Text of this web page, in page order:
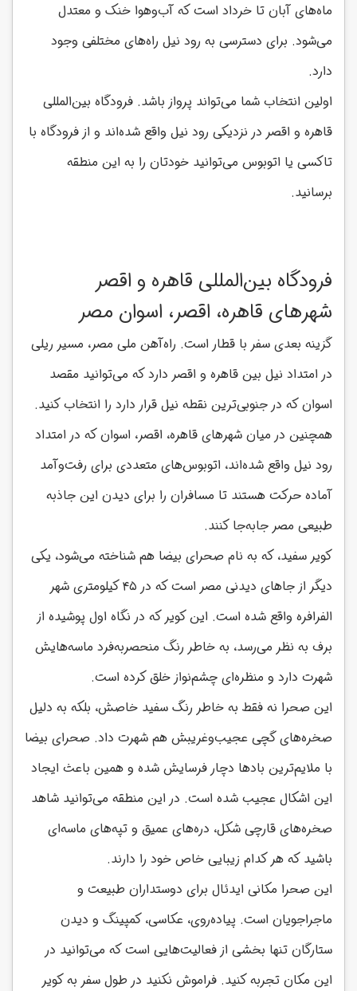
ماه‌های آبان تا خرداد است که آب‌وهوا خنک و معتدل
می‌شود. برای دسترسی به رود نیل راه‌های مختلفی وجود
دارد.
اولین انتخاب شما می‌تواند پرواز باشد. فرودگاه بین‌المللی
قاهره و اقصر در نزدیکی رود نیل واقع شده‌اند و از فرودگاه با
تاکسی یا اتوبوس می‌توانید خودتان را به این منطقه
برسانید.
فرودگاه بین‌المللی قاهره و اقصر
شهرهای قاهره، اقصر، اسوان مصر
گزینه بعدی سفر با قطار است. راه‌آهن ملی مصر، مسیر ریلی
در امتداد نیل بین قاهره و اقصر دارد که می‌توانید مقصد
اسوان که در جنوبی‌ترین نقطه نیل قرار دارد را انتخاب کنید.
همچنین در میان شهرهای قاهره، اقصر، اسوان که در امتداد
رود نیل واقع شده‌اند، اتوبوس‌های متعددی برای رفت‌وآمد
آماده حرکت هستند تا مسافران را برای دیدن این جاذبه
طبیعی مصر جابه‌جا کنند.
کویر سفید، که به نام صحرای بیضا هم شناخته می‌شود، یکی
دیگر از جاهای دیدنی مصر است که در ۴۵ کیلومتری شهر
الفرافره واقع شده است. این کویر که در نگاه اول پوشیده از
برف به نظر می‌رسد، به خاطر رنگ منحصربه‌فرد ماسه‌هایش
شهرت دارد و منظره‌ای چشم‌نواز خلق کرده است.
این صحرا نه فقط به خاطر رنگ سفید خاصش، بلکه به دلیل
صخره‌های گچی عجیب‌وغریبش هم شهرت داد. صحرای بیضا
با ملایم‌ترین بادها دچار فرسایش شده و همین باعث ایجاد
این اشکال عجیب شده است. در این منطقه می‌توانید شاهد
صخره‌های قارچی شکل، دره‌های عمیق و تپه‌های ماسه‌ای
باشید که هر کدام زیبایی خاص خود را دارند.
این صحرا مکانی ایدئال برای دوستداران طبیعت و
ماجراجویان است. پیاده‌روی، عکاسی، کمپینگ و دیدن
ستارگان تنها بخشی از فعالیت‌هایی است که می‌توانید در
این مکان تجربه کنید. فراموش نکنید در طول سفر به کویر